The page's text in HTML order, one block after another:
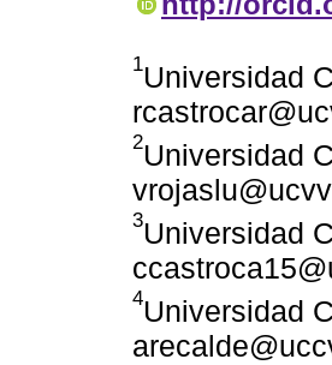
1Universidad
2Universidad
3Universidad
4Universidad